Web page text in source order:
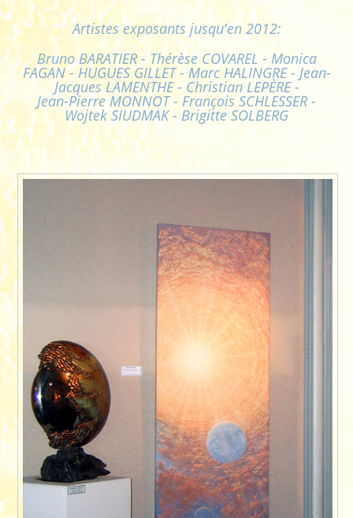
Artistes exposants jusqu'en 2012:
Bruno BARATIER - Thérèse COVAREL - Monica
FAGAN - HUGUES GILLET - Marc HALINGRE - Jean-
Jacques LAMENTHE - Christian LEPÈRE -
Jean-Pierre MONNOT - François SCHLESSER -
Wojtek SIUDMAK - Brigitte SOLBERG